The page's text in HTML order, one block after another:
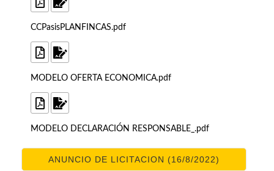
CCPasisPLANFINCAS.pdf
MODELO OFERTA ECONOMICA.pdf
MODELO DECLARACIÓN RESPONSABLE_.pdf
ANUNCIO DE LICITACION (16/8/2022)